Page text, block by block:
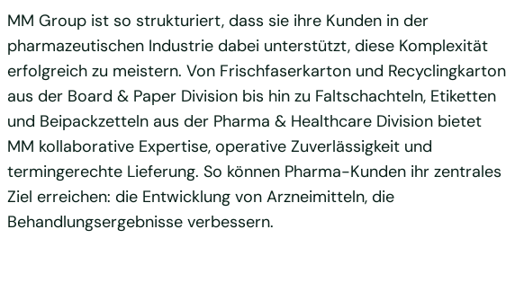
MM Group ist so strukturiert, dass sie ihre Kunden in der
pharmazeutischen Industrie dabei unterstützt, diese Komplexität
erfolgreich zu meistern. Von Frischfaserkarton und Recyclingkarton
aus der Board & Paper Division bis hin zu Faltschachteln, Etiketten
und Beipackzetteln aus der Pharma & Healthcare Division bietet
MM kollaborative Expertise, operative Zuverlässigkeit und
termingerechte Lieferung. So können Pharma-Kunden ihr zentrales
Ziel erreichen: die Entwicklung von Arzneimitteln, die
Behandlungsergebnisse verbessern.